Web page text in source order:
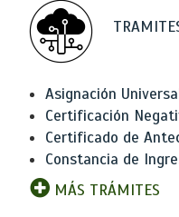
Asignación
Certificación
Certificado de
Constancia de
MÁS TRÁMITES